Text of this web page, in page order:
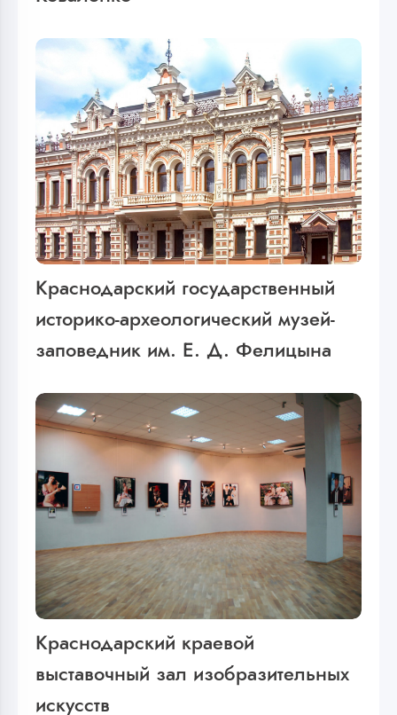
Краснодарский государственный
историко-археологический музей-
заповедник им. Е. Д. Фелицына
Краснодарский краевой
выставочный зал изобразительных
искусств